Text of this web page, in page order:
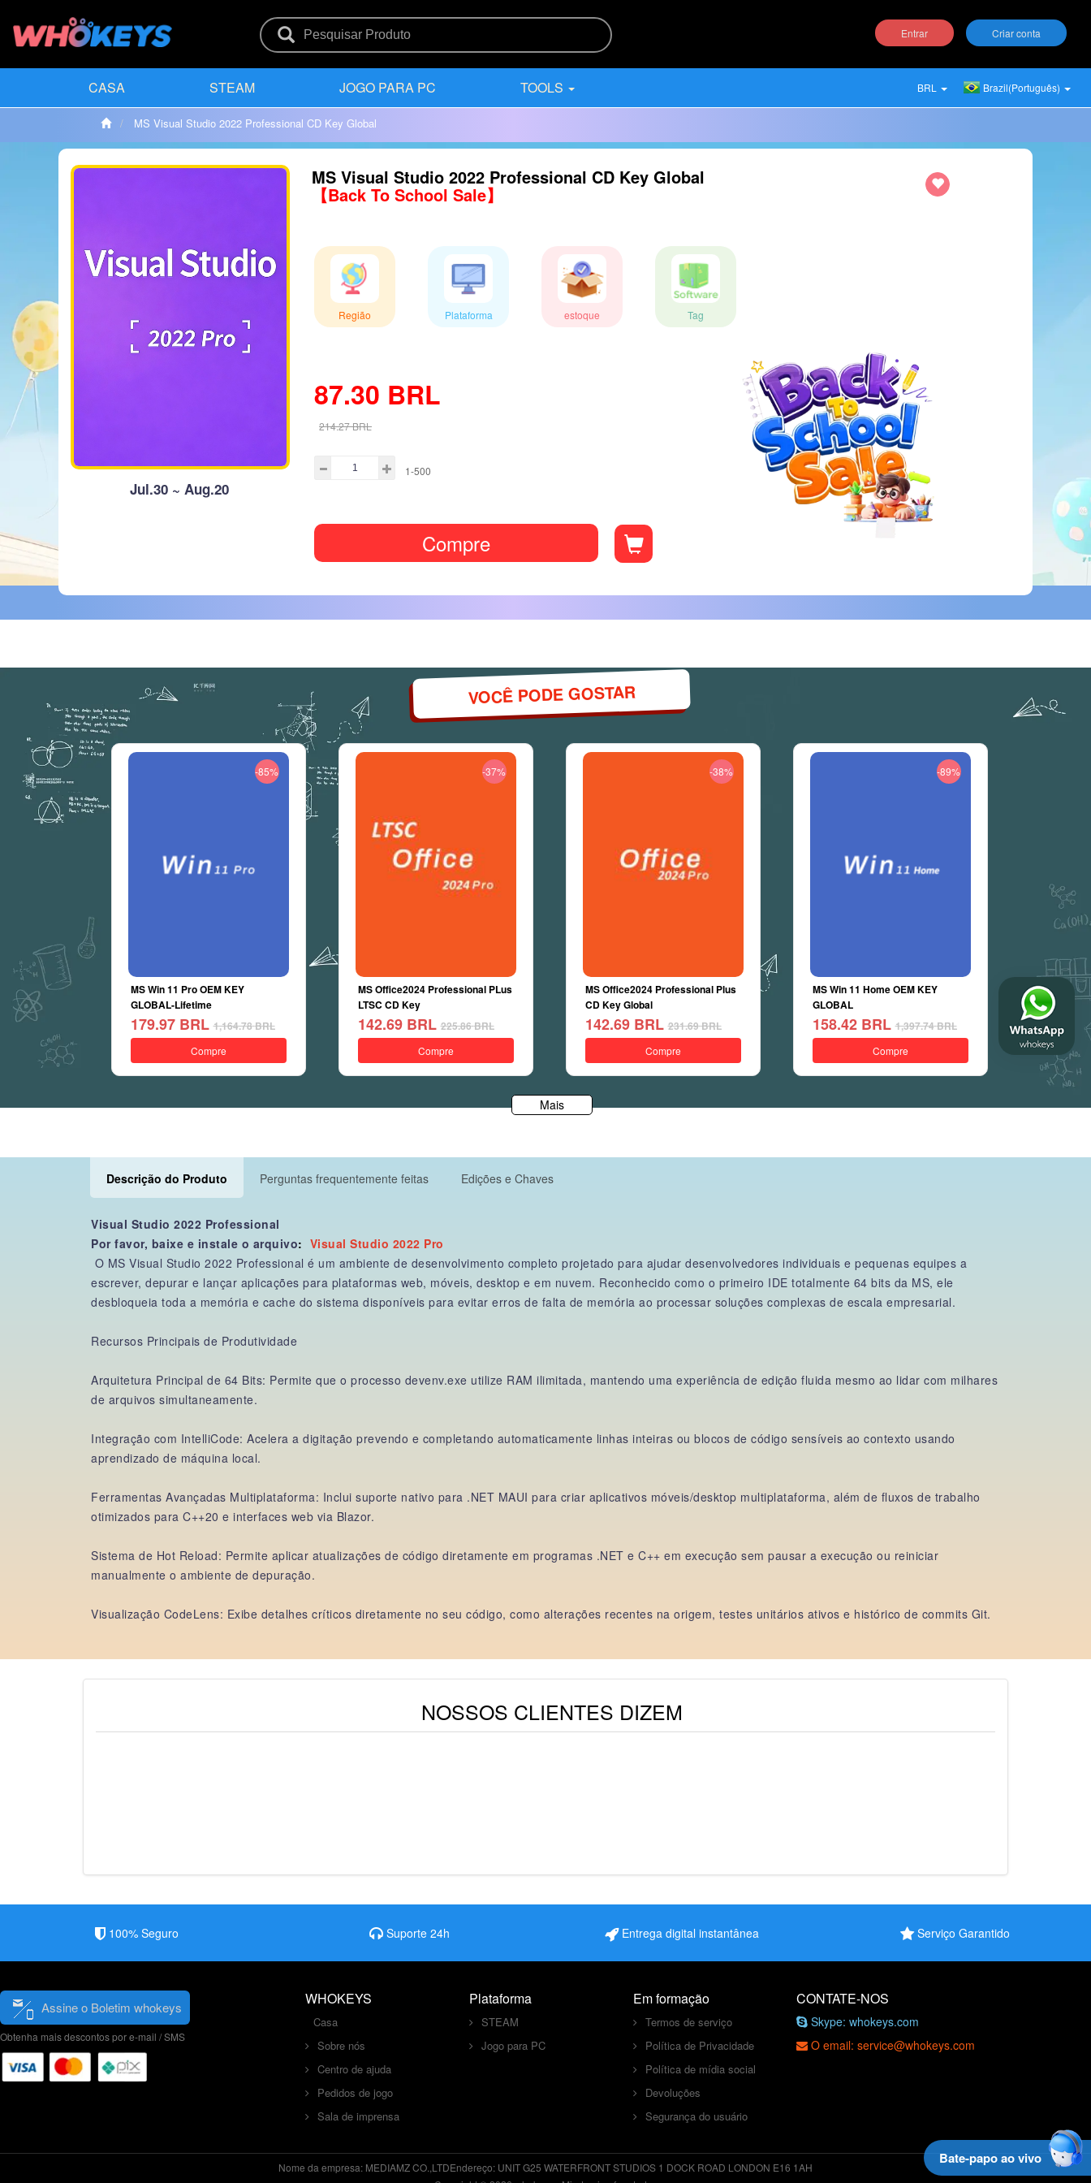
Entrar Criar conta
CASA STEAM JOGO PARA PC TOOLS BRL Brazil(Português)
MS Visual Studio 2022 Professional CD Key Global
Jul.30 ~ Aug.20
MS Visual Studio 2022 Professional CD Key Global
【Back To School Sale】
Região Plataforma estoque Tag
87.30 BRL
214.27BRL
1-500
Compre
VOCÊ PODE GOSTAR
-85%
MS Win 11 Pro OEM KEY
GLOBAL-Lifetime
179.97 BRL 1,164.78BRL
Compre
-37%
MS Office2024 Professional PLus
LTSC CD Key
142.69 BRL 225.86BRL
Compre
-38%
MS Office2024 Professional Plus
CD Key Global
142.69 BRL 231.69BRL
Compre
-89%
MS Win 11 Home OEM KEY
GLOBAL
158.42 BRL 1,397.74BRL
Compre
Mais
Descrição do Produto Perguntas frequentemente feitas Edições e Chaves
Visual Studio 2022 Professional
Por favor, baixe e instale o arquivo: Visual Studio 2022 Pro
O MS Visual Studio 2022 Professional é um ambiente de desenvolvimento completo projetado para ajudar desenvolvedores individuais e pequenas equipes a
escrever, depurar e lançar aplicações para plataformas web, móveis, desktop e em nuvem. Reconhecido como o primeiro IDE totalmente 64 bits da MS, ele
desbloqueia toda a memória e cache do sistema disponíveis para evitar erros de falta de memória ao processar soluções complexas de escala empresarial.
Recursos Principais de Produtividade
Arquitetura Principal de 64 Bits: Permite que o processo devenv.exe utilize RAM ilimitada, mantendo uma experiência de edição fluida mesmo ao lidar com milhares
de arquivos simultaneamente.
Integração com IntelliCode: Acelera a digitação prevendo e completando automaticamente linhas inteiras ou blocos de código sensíveis ao contexto usando
aprendizado de máquina local.
Ferramentas Avançadas Multiplataforma: Inclui suporte nativo para .NET MAUI para criar aplicativos móveis/desktop multiplataforma, além de fluxos de trabalho
otimizados para C++20 e interfaces web via Blazor.
Sistema de Hot Reload: Permite aplicar atualizações de código diretamente em programas .NET e C++ em execução sem pausar a execução ou reiniciar
manualmente o ambiente de depuração.
Visualização CodeLens: Exibe detalhes críticos diretamente no seu código, como alterações recentes na origem, testes unitários ativos e histórico de commits Git.
NOSSOS CLIENTES DIZEM
100% Seguro Suporte 24h Entrega digital instantânea Serviço Garantido
Assine o Boletim whokeys
Obtenha mais descontos por e-mail / SMS
WHOKEYS
Casa
Sobre nós
Centro de ajuda
Pedidos de jogo
Sala de imprensa
Plataforma
STEAM
Jogo para PC
Em formação
Termos de serviço
Política de Privacidade
Política de mídia social
Devoluções
Segurança do usuário
CONTATE-NOS
Skype: whokeys.com
O email: service@whokeys.com
Nome da empresa: MEDIAMZ CO.,LTDEndereço: UNIT G25 WATERFRONT STUDIOS 1 DOCK ROAD LONDON E16 1AH
Bate-papo ao vivo